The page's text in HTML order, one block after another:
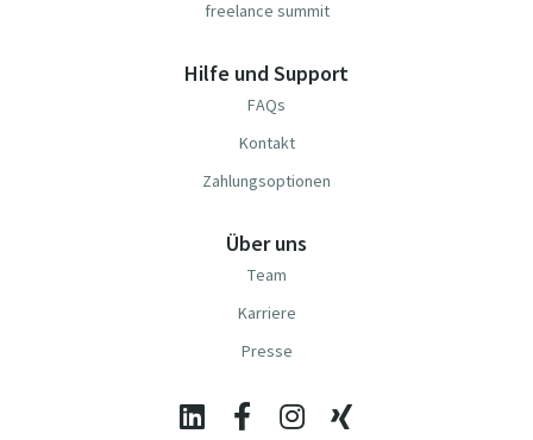
freelance summit
Hilfe und Support
FAQs
Kontakt
Zahlungsoptionen
Über uns
Team
Karriere
Presse